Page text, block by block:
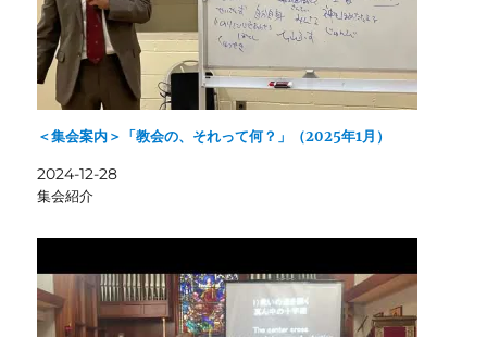
＜集会案内＞「教会の、それって何？」（2025年1月）
2024-12-28
集会紹介